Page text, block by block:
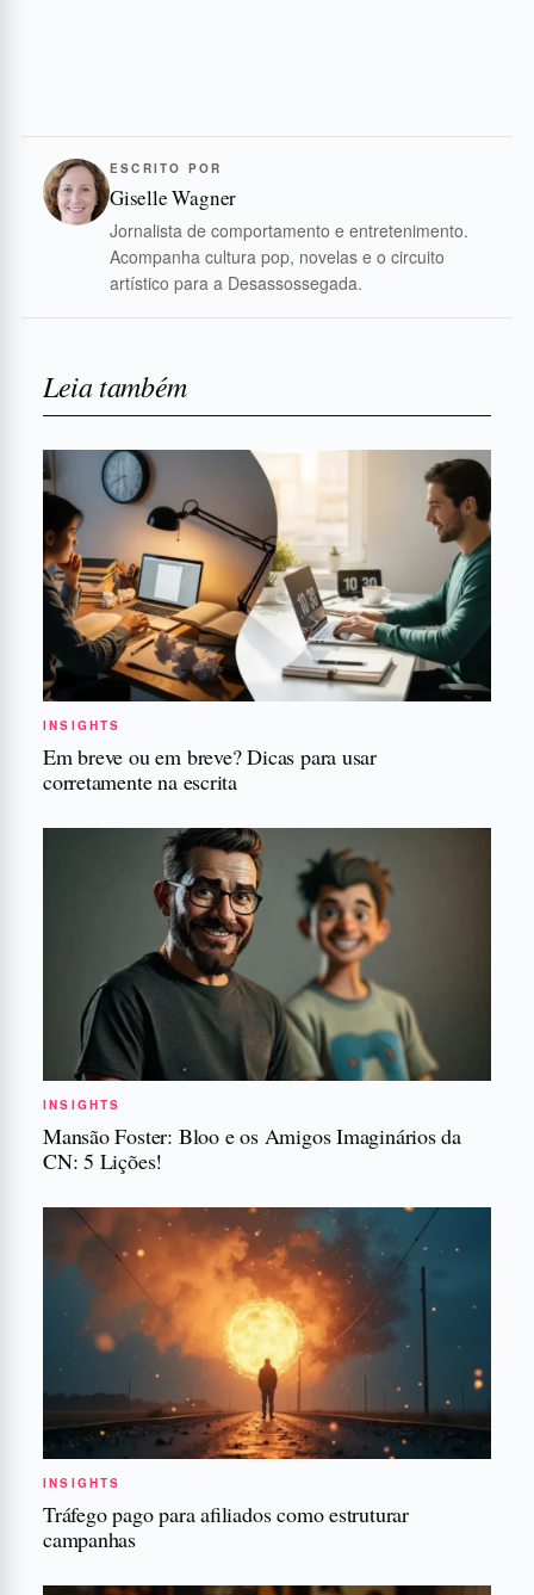
ESCRITO POR
Giselle Wagner
Jornalista de comportamento e entretenimento.
Acompanha cultura pop, novelas e o circuito
artístico para a Desassossegada.
Leia também
INSIGHTS
Em breve ou em breve? Dicas para usar
corretamente na escrita
INSIGHTS
Mansão Foster: Bloo e os Amigos Imaginários da
CN: 5 Lições!
INSIGHTS
Tráfego pago para afiliados como estruturar
campanhas